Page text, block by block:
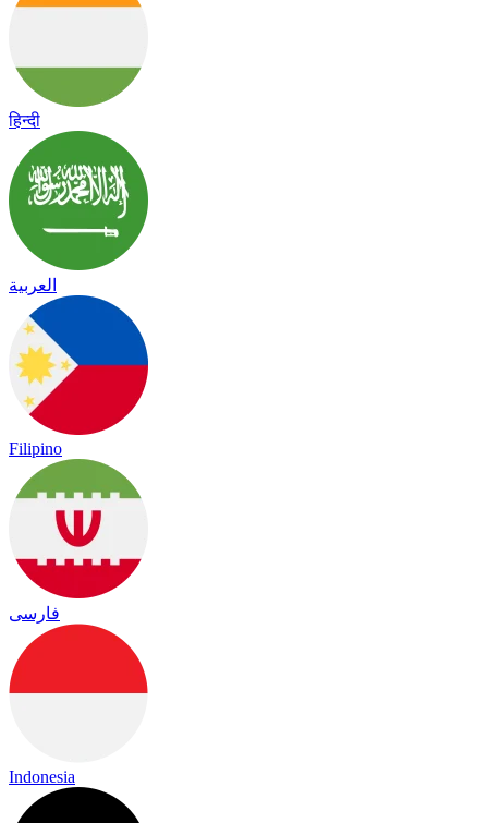
हिन्दी
العربية
Filipino
فارسی
Indonesia